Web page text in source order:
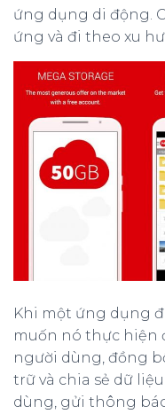
ứng dụng di động.
ứng và đi theo xu
Khi một ứng dụng
muốn nó thực hiện
người dùng, đồng
trữ và chia sẻ dữ
dùng, gửi thông